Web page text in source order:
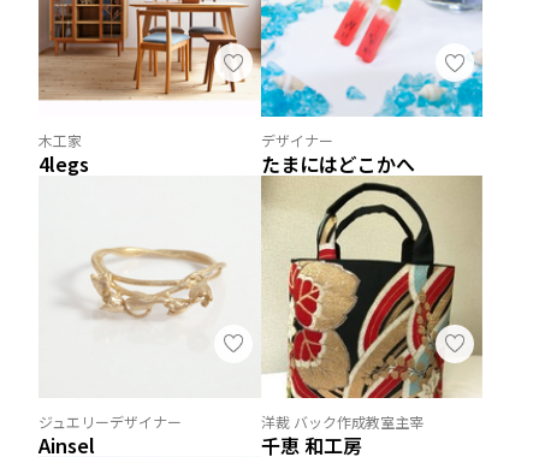
木工家
4legs
デザイナー
たまにはどこかへ
ジュエリーデザイナー
Ainsel
洋裁 バック作成教室主宰
千恵 和工房